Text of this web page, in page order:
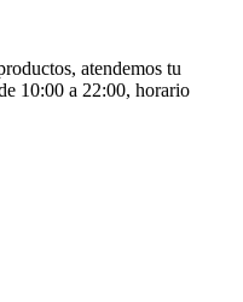
atendemos tu
10:00 a 22:00, horario